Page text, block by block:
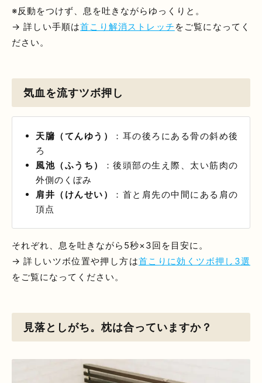
※反動をつけず、息を吐きながらゆっくりと。
→ 詳しい手順は首こり解消ストレッチ をご覧になってく
ださい。
気血を流すツボ押し
天牖（てんゆう）
：耳の後ろにある骨の斜め後
ろ
風池（ふうち）
：後頭部の生え際、太い筋肉の
外側のくぼみ
肩井（けんせい）
：首と肩先の中間にある肩の
頂点
それぞれ、息を吐きながら5秒×3回を目安に。
→ 詳しいツボ位置や押し方は首こりに効くツボ押し3選
をご覧になってください。
見落としがち。枕は合っていますか？